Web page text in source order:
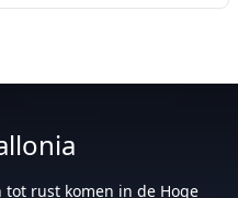
tot rust komen in de Hoge